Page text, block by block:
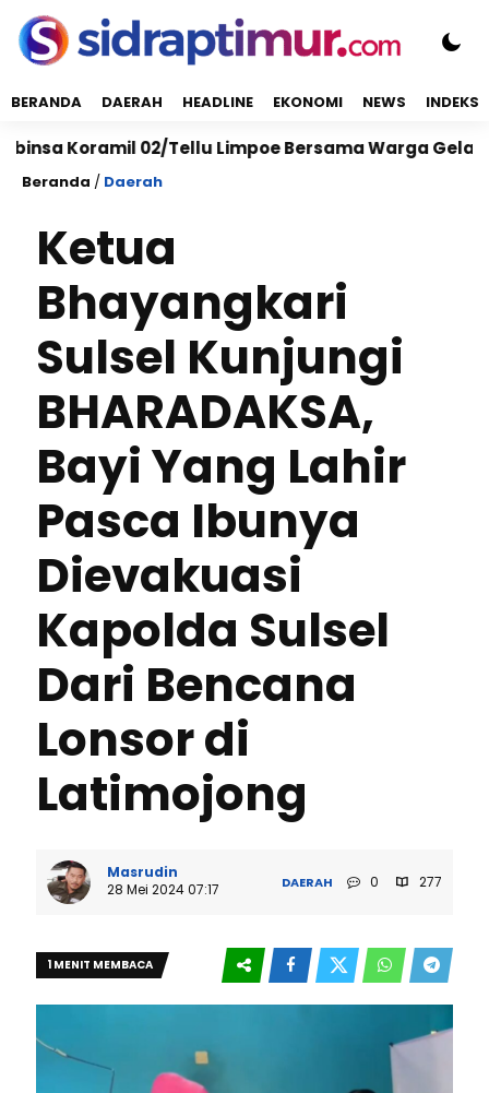
BERANDA DAERAH HEADLINE EKONOMI NEWS INDEKS
02/Tellu Limpoe Bersama Warga Gelar Karya
Beranda / Daerah
Ketua
Bhayangkari
Sulsel Kunjungi
BHARADAKSA,
Bayi Yang Lahir
Pasca Ibunya
Dievakuasi
Kapolda Sulsel
Dari Bencana
Lonsor di
Latimojong
Masrudin
28 Mei 2024 07:17
DAERAH 0 277
1 MENIT MEMBACA